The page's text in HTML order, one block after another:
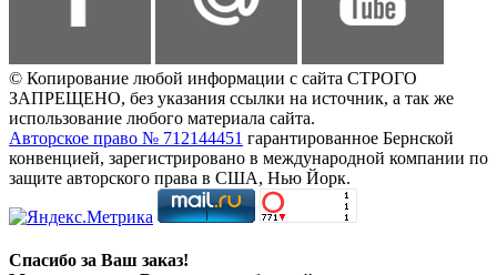
© Копирование любой информации с сайта СТРОГО
ЗАПРЕЩЕНО, без указания ссылки на источник, а так же
использование любого материала сайта.
Авторское право № 712144451 гарантированное Бернской
конвенцией, зарегистрировано в международной компании по
защите авторского права в США, Нью Йорк.
Спасибо за Ваш заказ!